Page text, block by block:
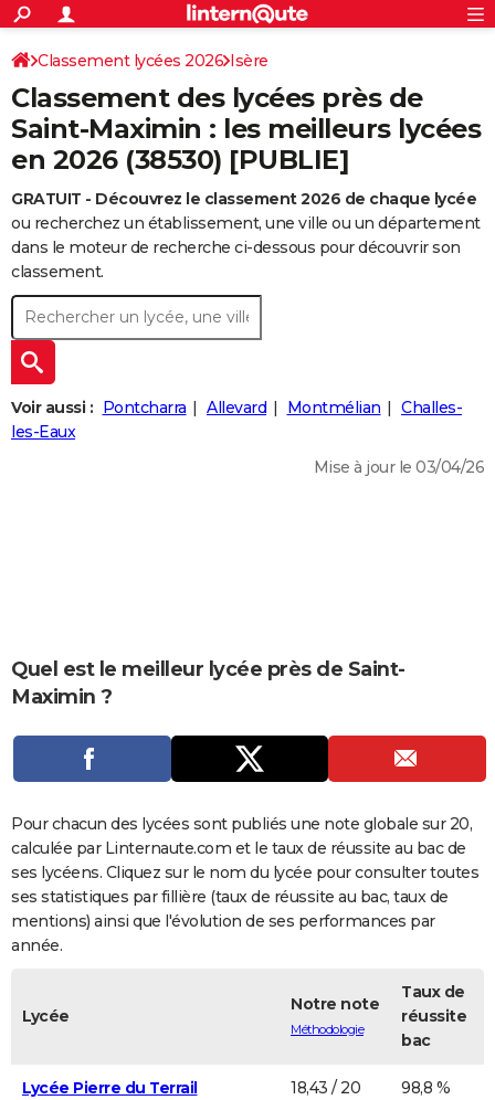
ACTUALITÉS
Politique
Société
Faits Divers
Education
Monde
Villes
+
SPORT
Coupe du monde 2026
Football
Tennis
Cyclisme
Rugby
Forum
CULTURE
Programme TV
TNT
Streaming
Cinéma
Sorties cinéma
Musique
+
FINANCE
Retraite
Impôts
Epargne
Immobilier
Risques naturels par ville
Banque
Assurance
Crédit
AUTO
Essais
Réserver un essai
Citadines
Berlines
SUV
Forum auto
+
HIGH-TECH
BRICOLAGE
Forum
Aménagement intérieur
Extérieur
Cuisine
Salle de bains
Jardinage
Rangement
+WEEK-END
Guides de France
Escapades
Patrimoine
Expositions
Musées
Week-end nature
+
LIFESTYLE
Art de vivre
Bien-être
Loisirs
Mode
Modes de vie
+SANTE
Carte de Noël
Carte Bonne année
Carte Saint-Valentin
Carte Pâques
Carte d'anniversaire
DICTIONNAIRE
Dictionnaire
Biographies
Citations
Expressions
Proverbes
PROGRAMME TV
S'inscrire
Se connecter
Lycées
Collèges
Primaires
Universités
Entreprises
Service militaire
Avis de recherche
AVIS DE DÉCÈS
FORUM
Bricolage
Lifestyle
Culture
Sport
Auto
Television
Voyage
Cinema
S'inscrire
Connexion
Classement lycées 2026 Isère
Classement des lycées près de
Saint-Maximin : les meilleurs lycées
en 2026 (38530) [PUBLIE]
GRATUIT - Découvrez le classement 2026 de chaque lycée
ou recherchez un établissement, une ville ou un département
dans le moteur de recherche ci-dessous pour découvrir son
classement.
Voir aussi : Pontcharra Allevard Montmélian
Challes-
les-Eaux
Mise à jour le 03/04/26
Quel est le meilleur lycée près de Saint-
Maximin ?
Pour chacun des lycées sont publiés une note globale sur 20,
calculée par Linternaute.com et le taux de réussite au bac de
ses lycéens. Cliquez sur le nom du lycée pour consulter toutes
ses statistiques par fillière (taux de réussite au bac, taux de
mentions) ainsi que l'évolution de ses performances par
année.
Lycée
Notre note
Méthodologie
Taux de
réussite
bac
Lycée Pierre du Terrail
18,43 / 20 98,8 %